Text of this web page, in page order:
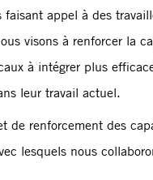
faisant appel à des
visons à renforcer la
à intégrer plus
leur travail actuel.
de renforcement des
lesquels nous